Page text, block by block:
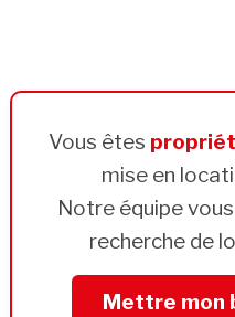
Vous êtes
mise en
Notre équipe
recherche de
Mettre mon